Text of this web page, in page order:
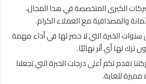
الكبرى المتخصصة في هذا المجال،
والمصداقية مع العملاء الكرام.
سنوات الخبرة التي لا حصر لها في أداء مهمة
لها أي أثر نهائيًا.
تقدم لكم أعلى درجات الخبرة التي تجعلنا
للغاية.